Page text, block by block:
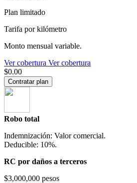
Plan limitado
Tarifa por kilómetro
Monto mensual variable.
Ver cobertura Ver cobertura
$0.00
Contratar plan
Robo total
Indemnización: Valor comercial.
Deducible: 10%.
RC por daños a terceros
$3,000,000 pesos